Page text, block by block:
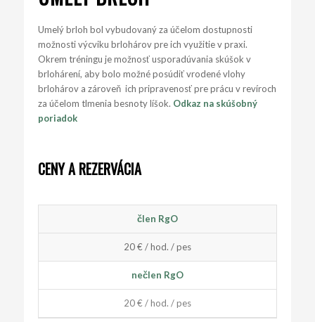
Umelý brloh bol vybudovaný za účelom dostupnosti
možnosti výcviku brlohárov pre ich využitie v praxi.
Okrem tréningu je možnosť usporadúvania skúšok v
brlohárení, aby bolo možné posúdiť vrodené vlohy
brlohárov a zároveň ich pripravenosť pre prácu v revíroch
za účelom tlmenia besnoty líšok. Odkaz na skúšobný
poriadok
CENY A REZERVÁCIA
člen RgO
20 € / hod. / pes
nečlen RgO
20 € / hod. / pes